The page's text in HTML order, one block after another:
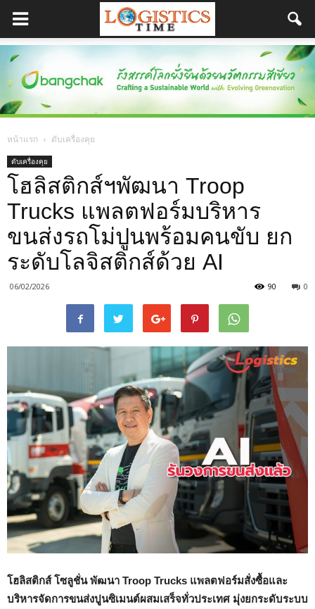
หน้าแรก ดับเครื่องคุย
ดับเครื่องคุย
โฮลิสติกส์ฯพัฒนา Troop
Trucks แพลตฟอร์มบริหาร
ขนส่งรถโม่ปูนพร้อมคนขับ ยก
ระดับโลจิสติกส์ด้วย AI
06/02/2026 0
90
โฮลิสติกส์ โซลูชั่น พัฒนา Troop Trucks แพลตฟอร์มสั่งซื้อและ
บริหารจัดการขนส่งปูนซิเมนต์ผสมเสร็จทั่วประเทศ มุ่งยกระดับระบบ